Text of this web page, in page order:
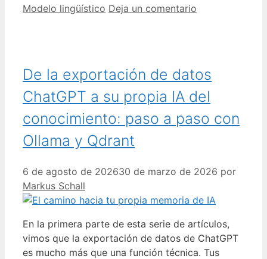
Modelo lingüístico Deja un comentario
De la exportación de datos
ChatGPT a su propia IA del
conocimiento: paso a paso con
Ollama y Qdrant
6 de agosto de 202630 de marzo de 2026 por
Markus Schall
En la primera parte de esta serie de artículos,
vimos que la exportación de datos de ChatGPT
es mucho más que una función técnica. Tus